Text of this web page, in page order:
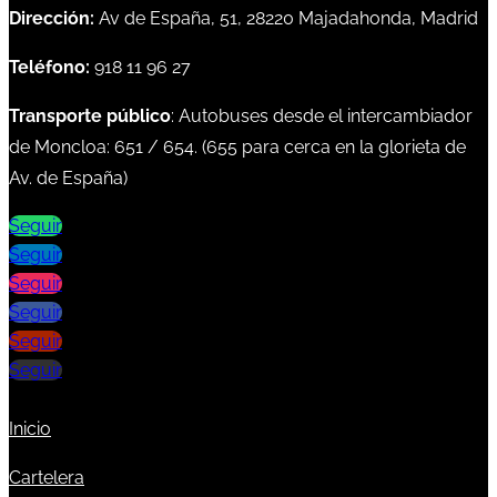
Dirección: Av de España, 51, 28220 Majadahonda, Madrid
Teléfono: 918 11 96 27
Transporte público: Autobuses desde el intercambiador
de Moncloa: 651 / 654. (655 para cerca en la glorieta de
Av. de España)
Seguir
Seguir
Seguir
Seguir
Seguir
Seguir
Inicio
Cartelera